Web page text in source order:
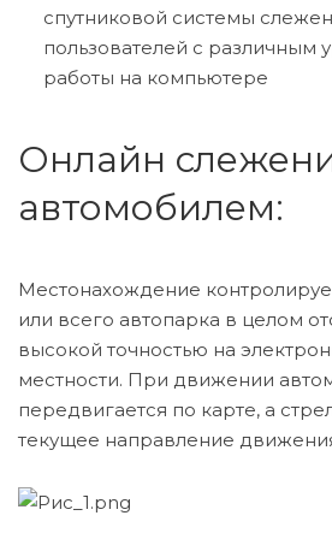
спутниковой системы
пользователей с различным
работы на компьютере
Онлайн
автомобилем:
Местонахождение
или всего автопарка в целом
высокой точностью на
местности. При движении
передвигается по карте, а
текущее направление